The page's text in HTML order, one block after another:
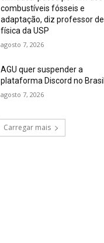
combustíveis fósseis e
adaptação, diz professor de
física da USP
agosto 7, 2026
AGU quer suspender a
plataforma Discord no Brasil
agosto 7, 2026
Carregar mais